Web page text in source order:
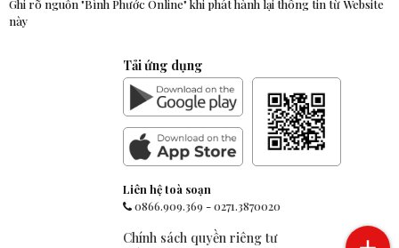
Ghi rõ nguồn "Bình Phước Online" khi phát hành lại thông tin từ Website
này
Tải ứng dụng
Liên hệ toà soạn
0866.909.369-0271.3870020
Chính sách quyền riêng tư